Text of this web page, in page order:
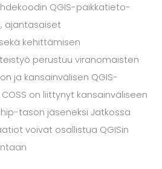
QGIS-paikkatieto-
ajantasaiset
kehittämisen
perustuu viranomaisten
ja kansainvälisen QGIS-
on liittynyt kansainväliseen
tason jäseneksi Jatkossa
voivat osallistua QGISin